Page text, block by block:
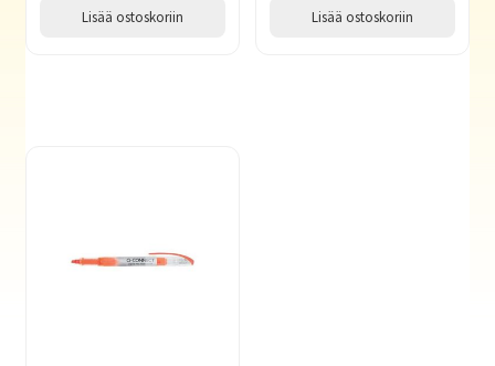
Lisää ostoskoriin Lisää ostoskoriin